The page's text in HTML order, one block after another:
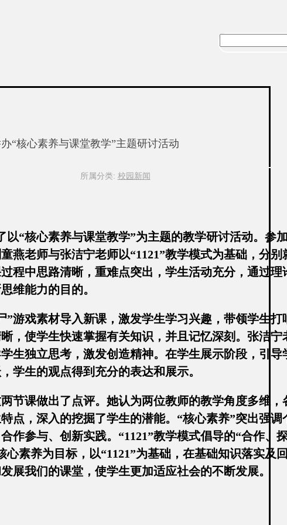
“核心素养与课堂教学”主题研讨活动
所属分类: 校园新闻
“核心素养与课堂教学”为主题的教学研讨活动。参
燕老师与张洁宁老师以“1121”教学模式为基础，分别
程中思路清晰，重难点突出，学生活动充分，通过理
维能力的目的。
游戏素材导入新课，激发学生学习兴趣，带领学生打
，使学生快速掌握有关知识，并且记忆深刻。张洁宁
生独立思考，激发创造精神。在学生展示阶段，引导
学生的观点得到充分的表达和展示。
节课做出了点评。她认为两位教师的教学角度多维，
点，深入的挖掘了学生的潜能。“核心素养”突出强调
作参与、创新实践。“1121”教学模式倡导的“合作、
素养为目标，以“1121”为基础，在基础知识落实及
展我们的课堂，使学生更加适应社会的不断发展。